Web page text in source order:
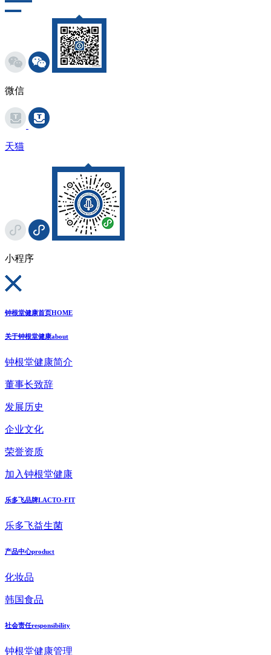
微信
天猫
小程序
钟根堂健康首页HOME
关于钟根堂健康about
钟根堂健康简介
董事长致辞
发展历史
企业文化
荣誉资质
加入钟根堂健康
乐多飞品牌LACTO-FIT
乐多飞益生菌
产品中心product
化妆品
韩国食品
社会责任responsibility
钟根堂健康管理